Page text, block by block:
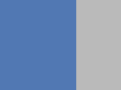
在網站上的行為
的特定使用指
詢其他使用者的